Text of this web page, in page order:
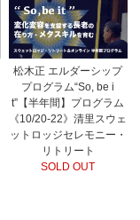
松木正 エルダーシップ
プログラム“So, be i
t”【半年間】プログラム
《10/20-22》清里スウェ
ットロッジセレモニー・
リトリート
SOLD OUT